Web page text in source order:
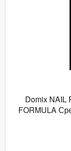
Domix NAIL
FORMULA